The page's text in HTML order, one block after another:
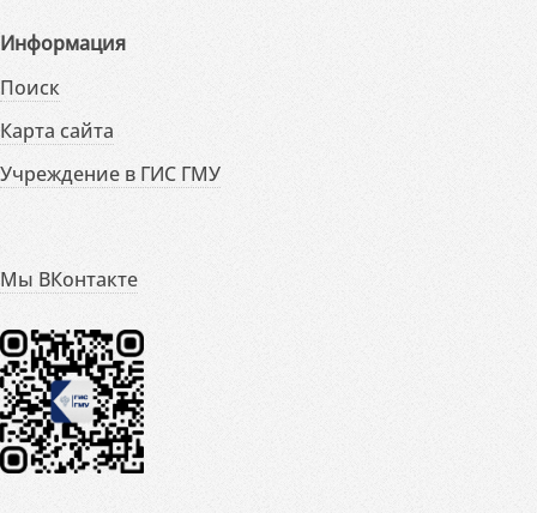
Информация
Поиск
Карта сайта
Учреждение в ГИС ГМУ
Мы ВКонтакте